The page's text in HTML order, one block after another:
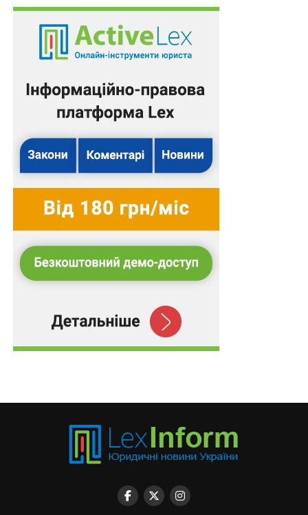
справах Європейського Суду з прав людини
Маргарити Сокоренко, керівниці компоненту
виконання судових рішень та захист прав власності
проекту ЄС «Право-Justice» Ірини Жаронкіної та
Оксани Русецької.
Слід зазначити й те, що робота конференції проходила
у форматі послідовних секцій, кожна з яких
висвітлила ключові проблеми примусового
виконання судових рішень. Як наголошували її
учасники, ефективне виконання судових рішень – це
не лише технічна процедура, а важливий елемент
реалізації прав громадян та відновлення
приватних виконавців повинна бути налагодженою,
відкритою та професійною.
Особа, звільнена від сплати
судового збору в усіх судових інстанціях,
звільняється від його сплати і при поданні заяви
про визнання виконавчого листа таким, що не